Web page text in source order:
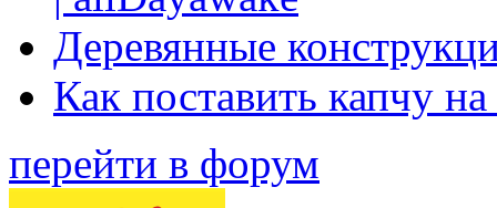
Деревянные
Как поставить капчу
перейти в форум